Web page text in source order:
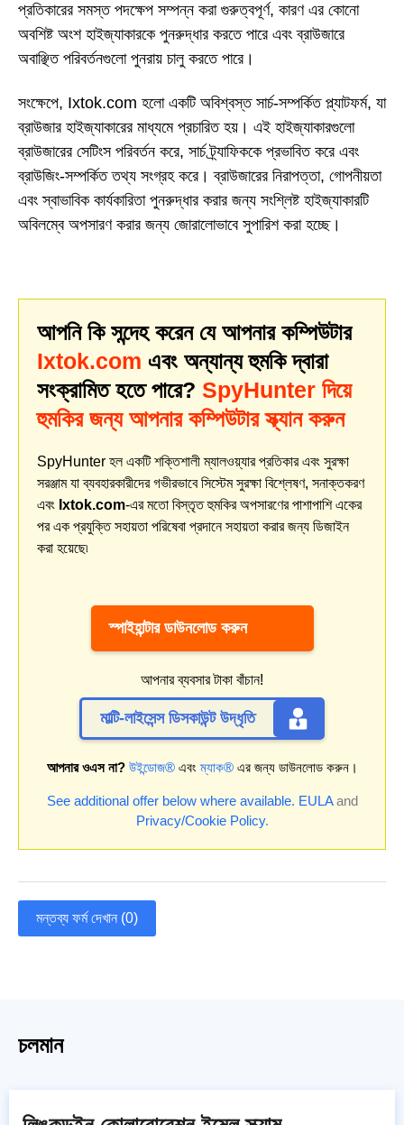
প্রতিকারের সমস্ত পদক্ষেপ সম্পন্ন করা গুরুত্বপূর্ণ, কারণ এর কোনো
অবশিষ্ট অংশ হাইজ্যাকারকে পুনরুদ্ধার করতে পারে এবং ব্রাউজারে
অবাঞ্ছিত পরিবর্তনগুলো পুনরায় চালু করতে পারে।
সংক্ষেপে, Ixtok.com হলো একটি অবিশ্বস্ত সার্চ-সম্পর্কিত প্ল্যাটফর্ম, যা
ব্রাউজার হাইজ্যাকারের মাধ্যমে প্রচারিত হয়। এই হাইজ্যাকারগুলো
ব্রাউজারের সেটিংস পরিবর্তন করে, সার্চ ট্র্যাফিককে প্রভাবিত করে এবং
ব্রাউজিং-সম্পর্কিত তথ্য সংগ্রহ করে। ব্রাউজারের নিরাপত্তা, গোপনীয়তা
এবং স্বাভাবিক কার্যকারিতা পুনরুদ্ধার করার জন্য সংশ্লিষ্ট হাইজ্যাকারটি
অবিলম্বে অপসারণ করার জন্য জোরালোভাবে সুপারিশ করা হচ্ছে।
আপনি কি সন্দেহ করেন যে আপনার কম্পিউটার
Ixtok.com এবং অন্যান্য হুমকি দ্বারা
সংক্রামিত হতে পারে? SpyHunter দিয়ে
হুমকির জন্য আপনার কম্পিউটার স্ক্যান করুন
SpyHunter হল একটি শক্তিশালী ম্যালওয়্যার প্রতিকার এবং সুরক্ষা
সরঞ্জাম যা ব্যবহারকারীদের গভীরভাবে সিস্টেম সুরক্ষা বিশ্লেষণ, সনাক্তকরণ
এবং Ixtok.com-এর মতো বিস্তৃত হুমকির অপসারণের পাশাপাশি একের
পর এক প্রযুক্তি সহায়তা পরিষেবা প্রদানে সহায়তা করার জন্য ডিজাইন
করা হয়েছে৷
স্পাইহান্টার ডাউনলোড করুন
আপনার ব্যবসার টাকা বাঁচান!
মাল্টি-লাইসেন্স ডিসকাউন্ট উদ্ধৃতি
আপনার ওএস না? উইন্ডোজ®এবংম্যাক®এর জন্য ডাউনলোড করুন।
See additional offer below where available. EULAand
Privacy/Cookie Policy.
মন্তব্য ফর্ম দেখান (0)
চলমান